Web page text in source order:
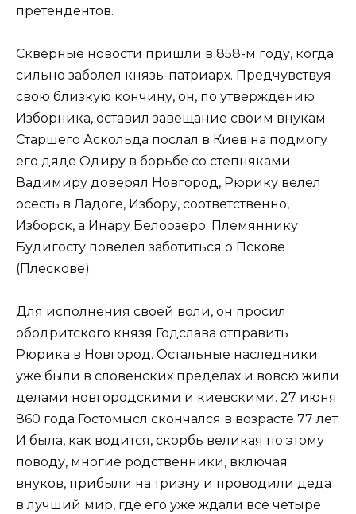
претендентов.
Скверные новости пришли в 858-м году, когда
сильно заболел князь-патриарх. Предчувствуя
свою близкую кончину, он, по утверждению
Изборника, оставил завещание своим внукам.
Старшего Аскольда послал в Киев на подмогу
его дяде Одиру в борьбе со степняками.
Вадимиру доверял Новгород, Рюрику велел
осесть в Ладоге, Избору, соответственно,
Изборск, а Инару Белоозеро. Племяннику
Будигосту повелел заботиться о Пскове
(Плескове).
Для исполнения своей воли, он просил
ободритского князя Годслава отправить
Рюрика в Новгород. Остальные наследники
уже были в словенских пределах и вовсю жили
делами новгородскими и киевскими. 27 июня
860 года Гостомысл скончался в возрасте 77 лет.
И была, как водится, скорбь великая по этому
поводу, многие родственники, включая
внуков, прибыли на тризну и проводили деда
в лучший мир, где его уже ждали все четыре